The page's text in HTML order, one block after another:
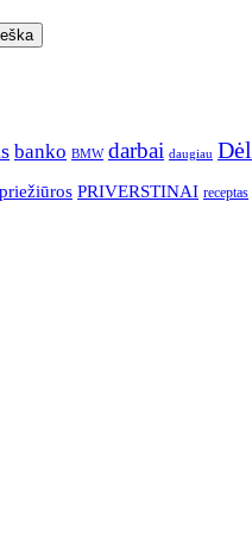
banko BMW darbai daugiau Dėl
priežiūros PRIVERSTINAI receptas